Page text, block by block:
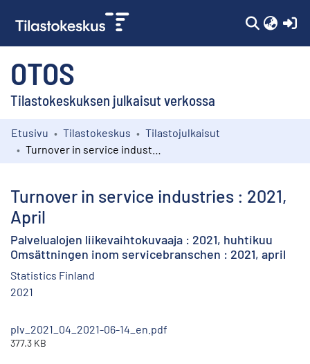
OTOS
Tilastokeskuksen julkaisut verkossa
Kokoelmat
Etusivu Tilastokeskus
Tilastojulkaisut
Turnover in service industries : 2021,
April
Palvelualojen liikevaihtokuvaaja : 2021, huhtikuu
Omsättningen inom servicebranschen : 2021, april
Statistics Finland
2021
plv_2021_04_2021-06-14_en.pdf
377.3 KB